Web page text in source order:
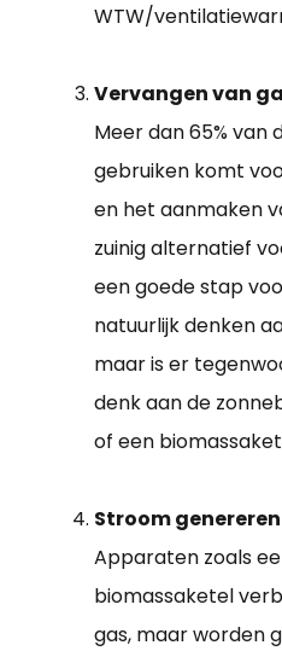
WTW/
Vervangen van
Meer dan 65% van
gebruiken komt
en het aanmaken
zuinig alternatief
een goede stap
natuurlijk denken
maar is er
denk aan de
of een
Stroom
Apparaten zoals
biomassaketel
gas, maar worden